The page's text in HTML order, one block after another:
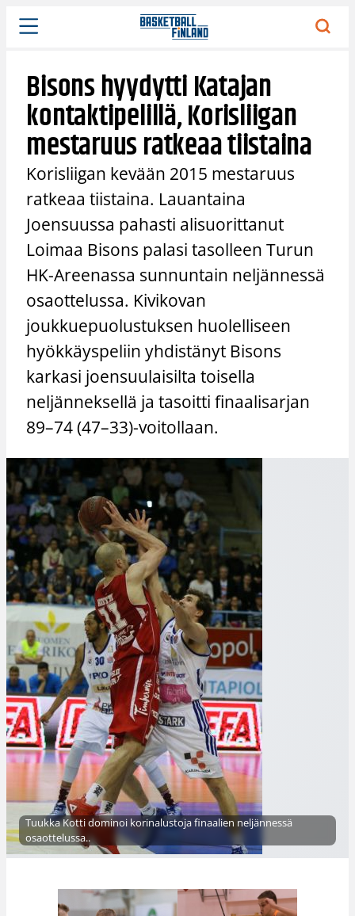
Siirry
sisältöön
Bisons hyydytti Katajan
kontaktipelillä, Korisliigan
mestaruus ratkeaa tiistaina
Korisliigan kevään 2015 mestaruus
ratkeaa tiistaina. Lauantaina
Joensuussa pahasti alisuorittanut
Loimaa Bisons palasi tasolleen Turun
HK-Areenassa sunnuntain neljännessä
osaottelussa. Kivikovan
joukkuepuolustuksen huolelliseen
hyökkäyspeliin yhdistänyt Bisons
karkasi joensuulaisilta toisella
neljänneksellä ja tasoitti finaalisarjan
89–74 (47–33)-voitollaan.
Tuukka Kotti dominoi korinalustoja finaalien neljännessä
osaottelussa..